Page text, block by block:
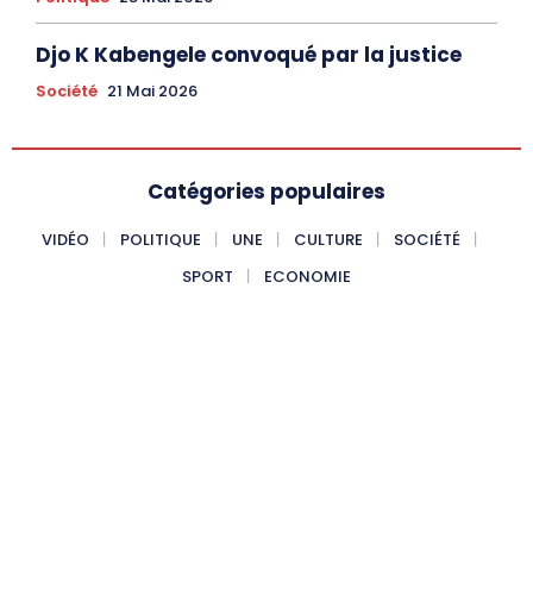
Djo K Kabengele convoqué par la justice
Société 21 Mai 2026
Catégories populaires
VIDÉO POLITIQUE UNE CULTURE
SOCIÉTÉ
SPORT
ECONOMIE